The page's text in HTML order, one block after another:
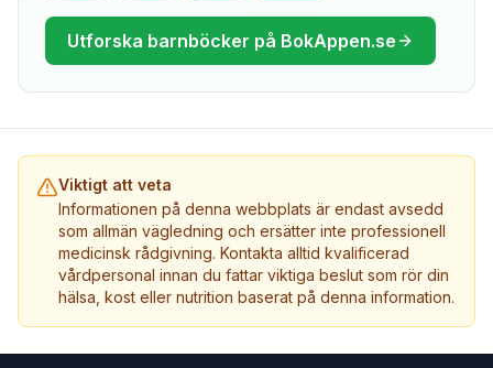
Utforska barnböcker på BokAppen.se
Viktigt att veta
Informationen på denna webbplats är endast avsedd
som allmän vägledning och ersätter inte professionell
medicinsk rådgivning. Kontakta alltid kvalificerad
vårdpersonal innan du fattar viktiga beslut som rör din
hälsa, kost eller nutrition baserat på denna information.